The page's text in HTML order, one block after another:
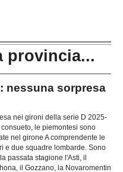
provincia...
nessuna sorpresa
nei gironi della serie D 2025-
le piemontesi sono
nel girone A comprendente le
e due squadre lombarde. Sono
passata stagione l'Asti, il
il Gozzano, la Novaromentin